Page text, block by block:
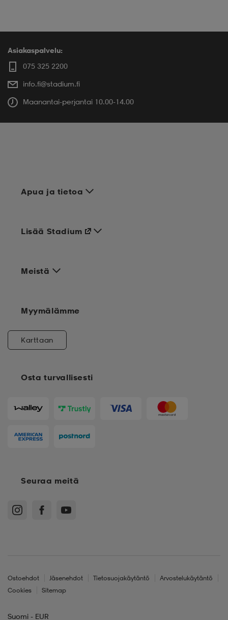
Asiakaspalvelu:
075 325 2200
info.fi@stadium.fi
Maanantai-perjantai 10.00-14.00
Apua ja tietoa
Meistä
Osta turvallisesti
Lisää Stadium
Myymälämme
Karttaan
Seuraa meitä
Ostoehdot Jäsenehdot Tietosuojakäytäntö
Arvostelukäytäntö
Cookies
Sitemap
Suomi - EUR